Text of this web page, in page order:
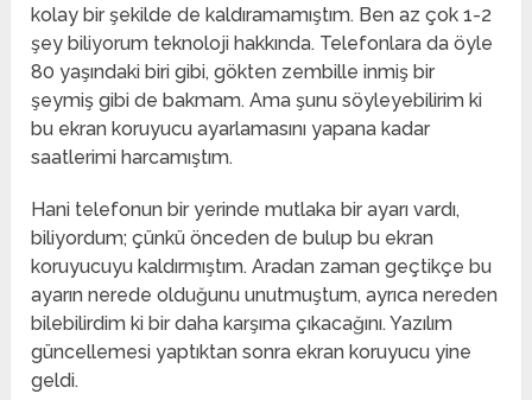
kolay bir şekilde de kaldıramamıştım. Ben az çok 1-2
şey biliyorum teknoloji hakkında. Telefonlara da öyle
80 yaşındaki biri gibi, gökten zembille inmiş bir
şeymiş gibi de bakmam. Ama şunu söyleyebilirim ki
bu ekran koruyucu ayarlamasını yapana kadar
saatlerimi harcamıştım.
Hani telefonun bir yerinde mutlaka bir ayarı vardı,
biliyordum; çünkü önceden de bulup bu ekran
koruyucuyu kaldırmıştım. Aradan zaman geçtikçe bu
ayarın nerede olduğunu unutmuştum, ayrıca nereden
bilebilirdim ki bir daha karşıma çıkacağını. Yazılım
güncellemesi yaptıktan sonra ekran koruyucu yine
geldi.